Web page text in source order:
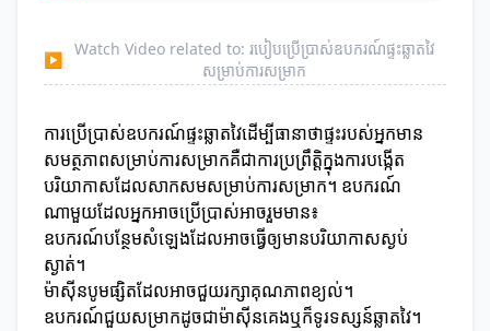
▶
Watch Video related to: របៀបប្រើប្រាស់ឧបករណ៍ផ្ទះឆ្លាតវៃ
សម្រាប់ការសម្រាក
ការប្រើប្រាស់ឧបករណ៍ផ្ទះឆ្លាតវៃដើម្បីធានាថាផ្ទះរបស់អ្នកមាន
សមត្ថភាពសម្រាប់ការសម្រាកគឺជាការប្រព្រឹត្តិក្នុងការបង្កើត
បរិយាកាសដែលសាកសមសម្រាប់ការសម្រាក។ ឧបករណ៍
ណាមួយដែលអ្នកអាចប្រើប្រាស់អាចរួមមាន៖
ឧបករណ៍បន្ថែមសំឡេងដែលអាចធ្វើឲ្យមានបរិយាកាសស្ងប់
ស្ងាត់។
ម៉ាស៊ីនបូមផ្សិតដែលអាចជួយរក្សាគុណភាពខ្យល់។
ឧបករណ៍ជួយសម្រាកដូចជាម៉ាស៊ីនគេងឬក៏ទូរទស្សន៍ឆ្លាតវៃ។